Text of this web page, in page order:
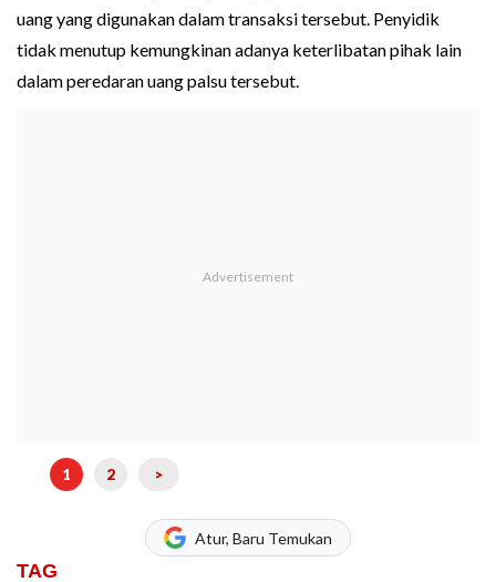
uang yang digunakan dalam transaksi tersebut. Penyidik
tidak menutup kemungkinan adanya keterlibatan pihak lain
dalam peredaran uang palsu tersebut.
1 2 >
Atur, Baru Temukan
TAG